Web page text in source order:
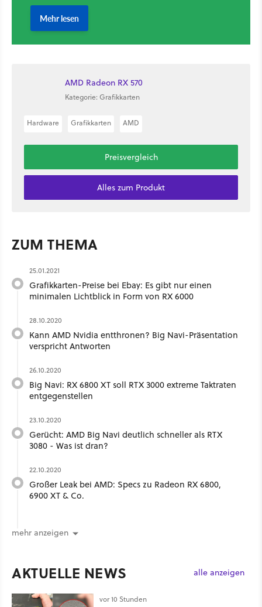
AMD Radeon RX 570
Kategorie: Grafikkarten
Hardware Grafikkarten AMD
Preisvergleich
Alles zum Produkt
ZUM THEMA
25.01.2021
Grafikkarten-Preise bei Ebay: Es gibt nur einen
minimalen Lichtblick in Form von RX 6000
28.10.2020
Kann AMD Nvidia entthronen? Big Navi-Präsentation
verspricht Antworten
26.10.2020
Big Navi: RX 6800 XT soll RTX 3000 extreme Taktraten
entgegenstellen
23.10.2020
Gerücht: AMD Big Navi deutlich schneller als RTX
3080 - Was ist dran?
22.10.2020
Großer Leak bei AMD: Specs zu Radeon RX 6800,
6900 XT & Co.
mehr anzeigen
AKTUELLE NEWS alle anzeigen
vor 10 Stunden